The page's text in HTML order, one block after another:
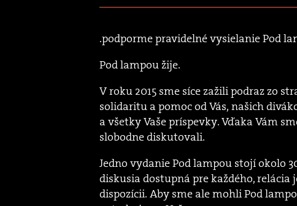
.podporme pravidelné vysielanie Pod
Pod lampou žije.
V roku 2015 sme síce zažili podraz zo
solidaritu a pomoc od Vás, našich
a všetky Vaše príspevky. Vďaka Vám
slobodne diskutovali.
Jedno vydanie Pod lampou stojí okolo
diskusia dostupná pre každého,
dispozícii. Aby sme ale mohli Pod